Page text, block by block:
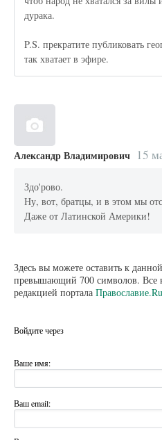
дурака.
P.S. прекратите публиковать
так хватает в эфире.
Александр Владимирович 15
Здо'рово.
Ну, вот, братцы, и в этом мы
Даже от Латинской Америки!
Здесь вы можете оставить к
превышающий 700 символов. Все
редакцией портала Православие.Ru
Войдите через
Ваше имя:
Ваш email: